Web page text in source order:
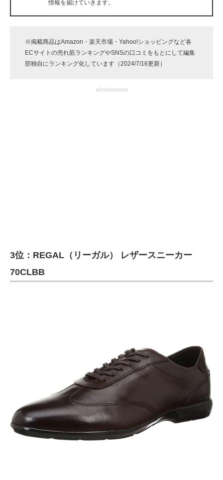
IT製品の技術・比較・事例
製造業のIT導入・活用を支援
モノづくり技術者専門サイト
情報を届けていきます。
※掲載商品はAmazon・楽天市場・Yahoo!ショッピングなど各
ECサイトの売れ筋ランキングやSNSの口コミをもとにして編集
部独自にランキング化しています（2024/7/16更新）
advertisement
3位：REGAL（リーガル） レザースニーカー
70CLBB